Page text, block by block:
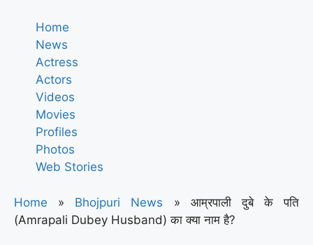
Home
News
Actress
Actors
Videos
Movies
Profiles
Photos
Web Stories
Home » Bhojpuri News » आम्रपाली दुबे के पति
(Amrapali Dubey Husband) का क्या नाम है?